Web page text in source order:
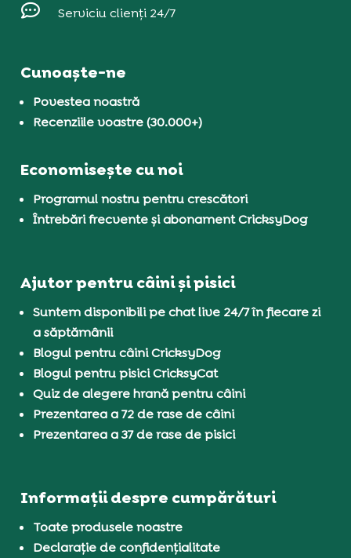
 Serviciu clienți 24/7
Cunoaște-ne
Povestea noastră
Recenziile voastre (30.000+)
Economisește cu noi
Programul nostru pentru crescători
Întrebări frecvente și abonament CricksyDog
Ajutor pentru câini și pisici
Suntem disponibili pe chat live 24/7 în fiecare zi
a săptămânii
Blogul pentru câini CricksyDog
Blogul pentru pisici CricksyCat
Quiz de alegere hrană pentru câini
Prezentarea a 72 de rase de câini
Prezentarea a 37 de rase de pisici
Informații despre cumpărături
Toate produsele noastre
Declarație de confidențialitate